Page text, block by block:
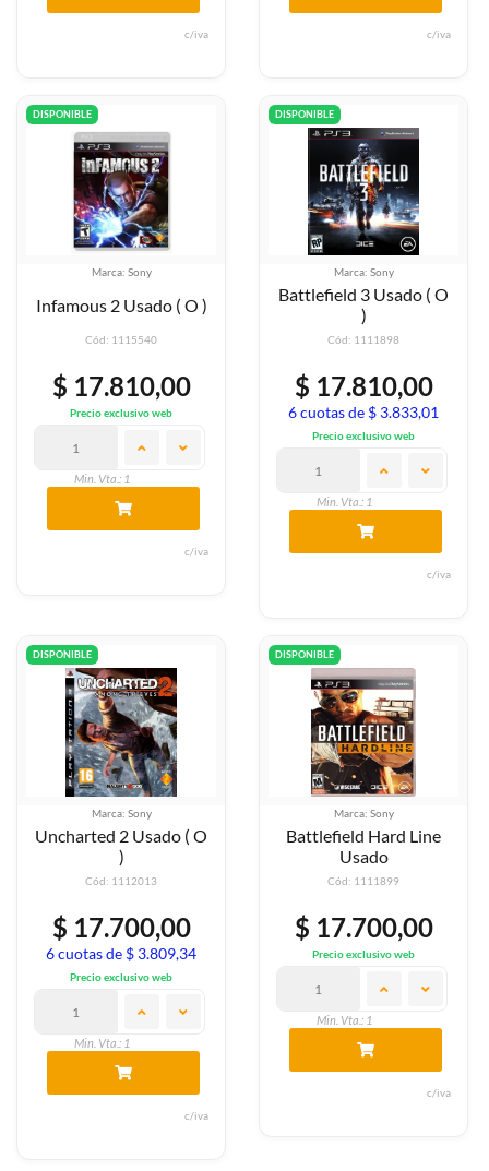
c/iva c/iva
DISPONIBLE
Marca: Sony
Infamous 2 Usado ( O )
Cód: 1115540
$ 17.810,00
Precio exclusivo web
Min. Vta.: 1
c/iva
DISPONIBLE
Marca: Sony
Battlefield 3 Usado ( O
)
Cód: 1111898
$ 17.810,00
6 cuotas de $ 3.833,01
Precio exclusivo web
Min. Vta.: 1
c/iva
DISPONIBLE
Marca: Sony
Uncharted 2 Usado ( O
)
Cód: 1112013
$ 17.700,00
6 cuotas de $ 3.809,34
Precio exclusivo web
Min. Vta.: 1
c/iva
DISPONIBLE
Marca: Sony
Battlefield Hard Line
Usado
Cód: 1111899
$ 17.700,00
Precio exclusivo web
Min. Vta.: 1
c/iva